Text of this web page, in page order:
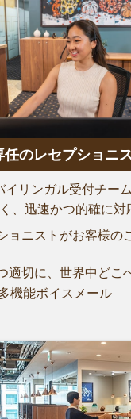
任のレセプショニ
イリンガル受付チー
、迅速かつ的確に対
ョニストがお客様の
適切に、世界中どこ
機能ボイスメール